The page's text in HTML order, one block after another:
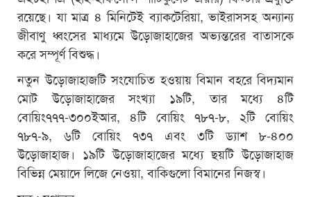
রয়েছে। যা মাত্র ৪ মিনিটেই ব্যাকটেরিয়া, ভাইরাসসহ অন্যান্য
জীবাণু ধ্বংসের মাধ্যমে উড়োজাহাজের অভ্যন্তরের বাতাসকে
করে সম্পূর্ণ বিশুদ্ধ।
নতুন উড়োজাহাজটি সংযোচিত হওয়ায় বিমান বহরে বিদ্যমান
মোট উড়োজাহাজের সংখ্যা ১৯টি, তার মধ্যে ৪টি
বোয়িং৭৭৭-৩০০ইআর, ৪টি বোয়িং ৭৮৭-৮, ২টি বোয়িং
৭৮৭-৯, ৬টি বোয়িং ৭৩৭ এবং ৩টি ড্যাশ ৮-৪০০
উড়োজাহাজ। ১৯টি উড়োজাহাজের মধ্যে ছয়টি উড়োজাহাজ
বিভিন্ন মেয়াদে লিজে নেওয়া, বাকিগুলো বিমানের নিজস্ব।